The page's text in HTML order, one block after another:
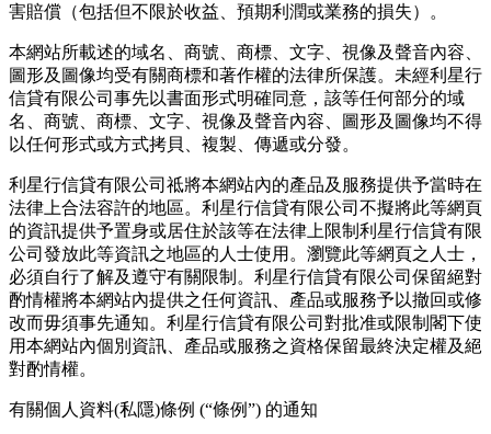
害賠償（包括但不限於收益、預期利潤或業務的損失）。
本網站所載述的域名、商號、商標、文字、視像及聲音內容、
圖形及圖像均受有關商標和著作權的法律所保護。未經利星行
信貸有限公司事先以書面形式明確同意，該等任何部分的域
名、商號、商標、文字、視像及聲音內容、圖形及圖像均不得
以任何形式或方式拷貝、複製、傳遞或分發。
利星行信貸有限公司祗將本網站內的產品及服務提供予當時在
法律上合法容許的地區。利星行信貸有限公司不擬將此等網頁
的資訊提供予置身或居住於該等在法律上限制利星行信貸有限
公司發放此等資訊之地區的人士使用。瀏覽此等網頁之人士，
必須自行了解及遵守有關限制。利星行信貸有限公司保留絕對
酌情權將本網站內提供之任何資訊、產品或服務予以撤回或修
改而毋須事先通知。利星行信貸有限公司對批准或限制閣下使
用本網站內個別資訊、產品或服務之資格保留最終決定權及絕
對酌情權。
有關個人資料(私隱)條例 (“條例”) 的通知